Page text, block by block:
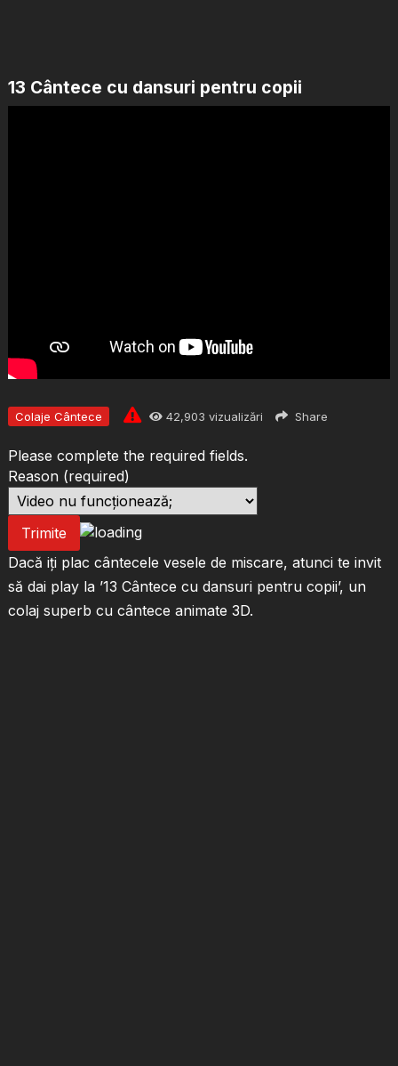
13 Cântece cu dansuri pentru copii
Colaje Cântece 42,903 vizualizări Share
Please complete the required fields.
Reason (required)
Trimite
Dacă iți plac cântecele vesele de miscare, atunci te invit
să dai play la ’13 Cântece cu dansuri pentru copii’, un
colaj superb cu cântece animate 3D.